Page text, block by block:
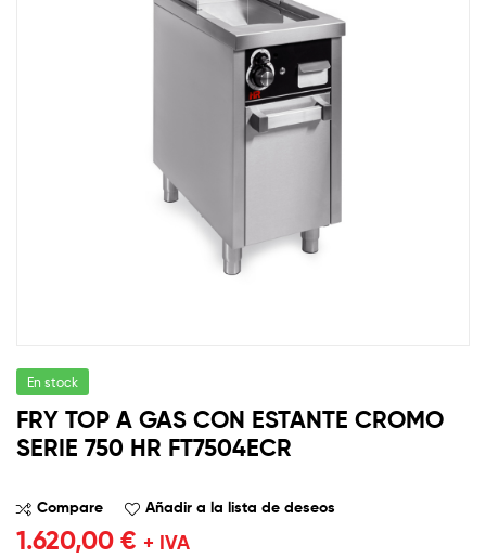
En stock
FRY TOP A GAS CON ESTANTE CROMO
SERIE 750 HR FT7504ECR
Compare Añadir a la lista de deseos
1.620,00 € + IVA